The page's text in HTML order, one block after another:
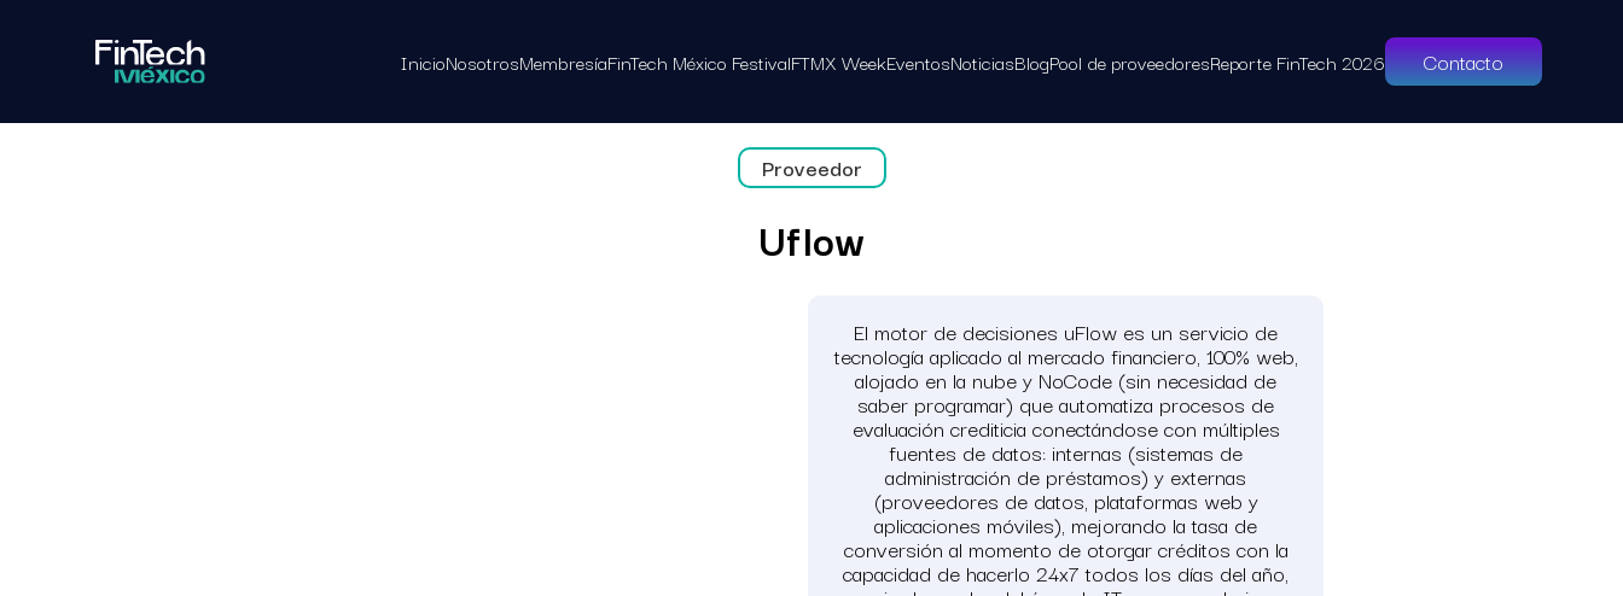
InicioNosotrosMembresíaFinTech México FestivalFTMX WeekEventosNoticiasBlogPool de proveedoresReporte FinTech 2026 Contacto
Proveedor
Uflow
El motor de decisiones uFlow es un servicio de
tecnología aplicado al mercado financiero, 100% web,
alojado en la nube y NoCode (sin necesidad de
saber programar) que automatiza procesos de
evaluación crediticia conectándose con múltiples
fuentes de datos: internas (sistemas de
administración de préstamos) y externas
(proveedores de datos, plataformas web y
aplicaciones móviles), mejorando la tasa de
conversión al momento de otorgar créditos con la
capacidad de hacerlo 24x7 todos los días del año,